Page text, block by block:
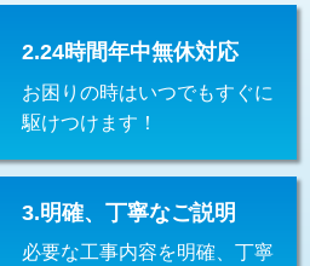
・デッキ
16,500円+材料費
ラップ
22,000円+材料費
11,000円+材料費
13,200円
2.24時間年中無休対応
お困りの時はいつでもすぐに
駆けつけます！
3.明確、丁寧なご説明
必要な工事内容を明確、丁寧